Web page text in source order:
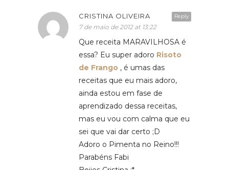
Reply
CRISTINA OLIVEIRA
7 de maio de 2012 at 13:22
Que receita MARAVILHOSA é
essa? Eu super adoro Risoto
de Frango , é umas das
receitas que eu mais adoro,
ainda estou em fase de
aprendizado dessa receitas,
mas eu vou com calma que eu
sei que vai dar certo ;D
Adoro o Pimenta no Reino!!!
Parabéns Fabi